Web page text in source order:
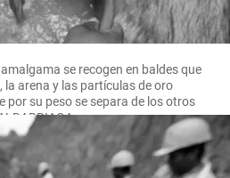
se recogen en baldes que
la arena y las partículas de oro
por su peso se separa de los otros